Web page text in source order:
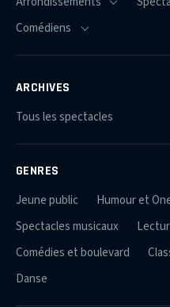
ARCHIVES
Tous les spectacles
GENRES
Jeune public
Humour et
Spectacles musicaux
Comédies et boulevard
Danse